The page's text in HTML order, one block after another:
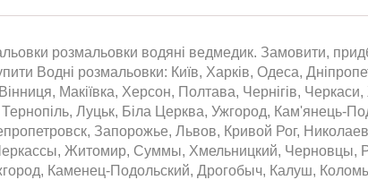
розмальовки водяні ведмедик. Замовити,
Водні розмальовки: Київ, Харків, Одеса,
Макіївка, Херсон, Полтава, Чернігів,
Тернопіль, Луцьк, Біла Церква, Ужгород, Кам'янець-
Запорожье, Львов, Кривой Рог,
Житомир, Суммы, Хмельницкий, Черновцы,
Каменец-Подольский, Дрогобыч, Калуш,